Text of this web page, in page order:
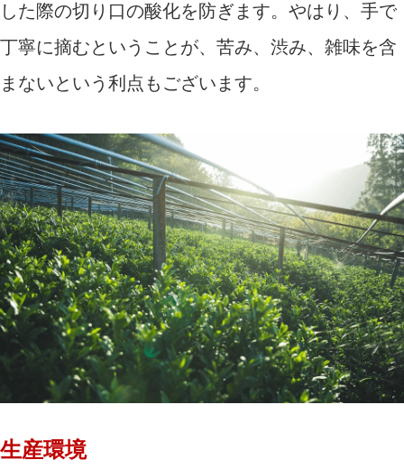
した際の切り口の酸化を防ぎます。やはり、手で
丁寧に摘むということが、苦み、渋み、雑味を含
まないという利点もございます。
生産環境